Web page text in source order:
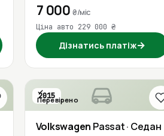
7 000 ₴/міс
Ціна авто 229 000 ₴
Дізнатись платіж→
2015
Перевірено
Volkswagen Passat· Седан